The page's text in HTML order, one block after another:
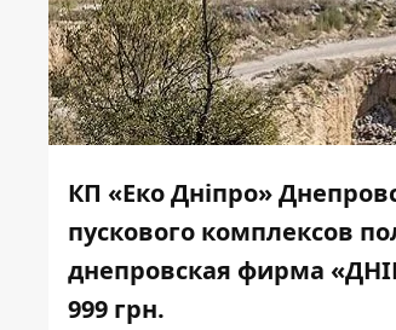
КП «Еко Дніпро»
пускового комплексов
днепровская фирма
999 грн.